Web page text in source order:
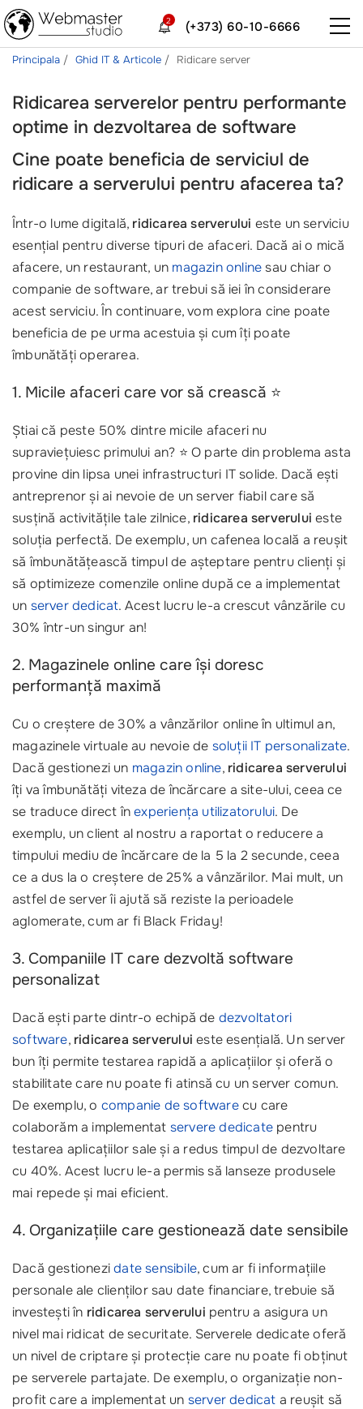
(+373) 60-10-6666
2
Principala Ghid IT & Articole Ridicare server
Ridicarea serverelor pentru performante
optime in dezvoltarea de software
Cine poate beneficia de serviciul de
ridicare a serverului pentru afacerea ta?
Într-o lume digitală, ridicarea serverului este un serviciu
esențial pentru diverse tipuri de afaceri. Dacă ai o mică
afacere, un restaurant, un magazin onlinesau chiar o
companie de software, ar trebui să iei în considerare
acest serviciu. În continuare, vom explora cine poate
beneficia de pe urma acestuia și cum îți poate
îmbunătăți operarea.
1. Micile afaceri care vor să crească ⭐
Știai că peste 50% dintre micile afaceri nu
supraviețuiesc primului an? ⭐ O parte din problema asta
provine din lipsa unei infrastructuri IT solide. Dacă ești
antreprenor și ai nevoie de un server fiabil care să
susțină activitățile tale zilnice, ridicarea serverului este
soluția perfectă. De exemplu, un cafenea locală a reușit
să îmbunătățească timpul de așteptare pentru clienți și
să optimizeze comenzile online după ce a implementat
un server dedicat. Acest lucru le-a crescut vânzările cu
30% într-un singur an!
2. Magazinele online care își doresc
performanță maximă
Cu o creștere de 30% a vânzărilor online în ultimul an,
magazinele virtuale au nevoie de soluții IT personalizate.
Dacă gestionezi un magazin online, ridicarea serverului
îți va îmbunătăți viteza de încărcare a site-ului, ceea ce
se traduce direct înexperiența utilizatorului. De
exemplu, un client al nostru a raportat o reducere a
timpului mediu de încărcare de la 5 la 2 secunde, ceea
ce a dus la o creștere de 25% a vânzărilor. Mai mult, un
astfel de server îi ajută să reziste la perioadele
aglomerate, cum ar fi Black Friday!
3. Companiile IT care dezvoltă software
personalizat
Dacă ești parte dintr-o echipă de dezvoltatori
software, ridicarea serverului este esențială. Un server
bun îți permite testarea rapidă a aplicațiilor și oferă o
stabilitate care nu poate fi atinsă cu un server comun.
De exemplu, o companie de softwarecu care
colaborăm a implementat servere dedicate pentru
testarea aplicațiilor sale și a redus timpul de dezvoltare
cu 40%. Acest lucru le-a permis să lanseze produsele
mai repede și mai eficient.
4. Organizațiile care gestionează date sensibile
Dacă gestionezidate sensibile, cum ar fi informațiile
personale ale clienților sau date financiare, trebuie să
investești în ridicarea serverului pentru a asigura un
nivel mai ridicat de securitate. Serverele dedicate oferă
un nivel de criptare și protecție care nu poate fi obținut
pe serverele partajate. De exemplu, o organizație non-
profit care a implementat un server dedicat a reușit să